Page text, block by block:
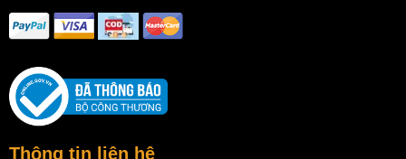
Thông tin liên hệ